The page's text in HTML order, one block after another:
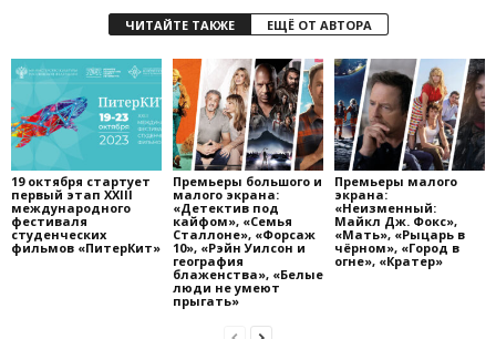
ЧИТАЙТЕ ТАКЖЕ ЕЩЁ ОТ АВТОРА
19 октября стартует
первый этап XXIII
международного
фестиваля
студенческих
фильмов «ПитерКит»
Премьеры большого и
малого экрана:
«Детектив под
кайфом», «Семья
Сталлоне», «Форсаж
10», «Рэйн Уилсон и
география
блаженства», «Белые
люди не умеют
прыгать»
Премьеры малого
экрана:
«Неизменный:
Майкл Дж. Фокс»,
«Мать», «Рыцарь в
чёрном», «Город в
огне», «Кратер»